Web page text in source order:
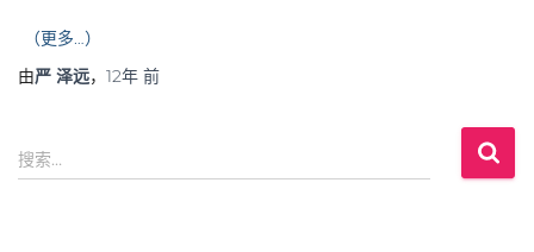
（更多…）
由严 泽远， 12年 前
搜
索
搜索…